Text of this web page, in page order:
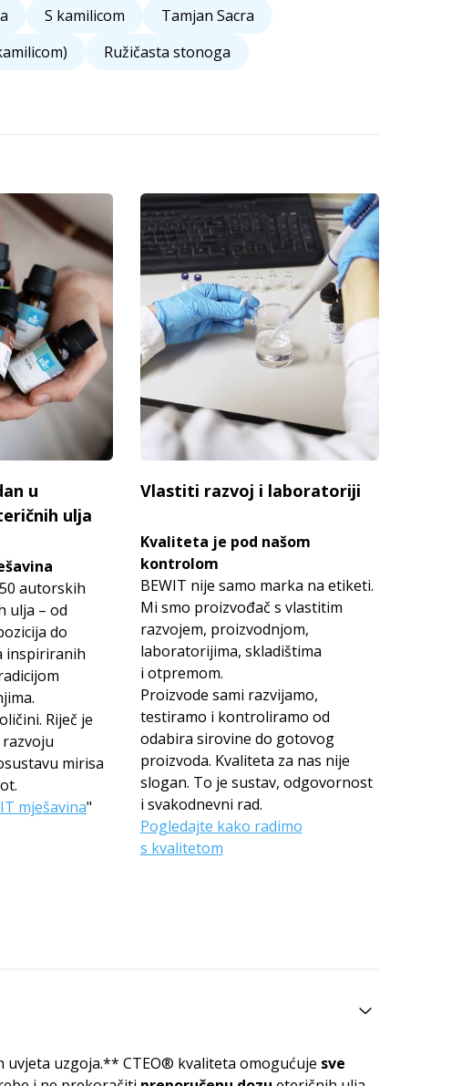
S kamilicom
Tamjan Sacra
Ružičasta stonoga
u
ulja
autorskih
ulja – od
do
inspiriranih
Riječ je
mirisa
mješavina"
Vlastiti razvoj i laboratoriji
Kvaliteta je pod našom
kontrolom
BEWIT nije samo marka na etiketi.
Mi smo proizvođač s vlastitim
razvojem, proizvodnjom,
laboratorijima, skladištima
i otpremom.
Proizvode sami razvijamo,
testiramo i kontroliramo od
odabira sirovine do gotovog
proizvoda. Kvaliteta za nas nije
slogan. To je sustav, odgovornost
i svakodnevni rad.
Pogledajte kako radimo
s kvalitetom
uzgoja.** CTEO® kvaliteta omogućuje sve